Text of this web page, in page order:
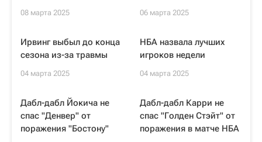
08 марта 2025 06 марта 2025
Ирвинг выбыл до конца
сезона из-за травмы
04 марта 2025
НБА назвала лучших
игроков недели
04 марта 2025
Дабл-дабл Йокича не
спас "Денвер" от
поражения "Бостону"
Дабл-дабл Карри не
спас "Голден Стэйт" от
поражения в матче НБА